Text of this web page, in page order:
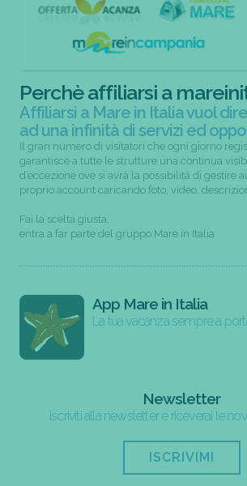
Perchè affiliarsi a
Affiliarsi a Mare in Italia vuol
ad una infinità di servizi ed
Il gran numero di visitatori che ogni giorno
garantisce a tutte le strutture una continua
d’eccezione ove si avrà la possibilità di gestire
proprio account caricando foto, video,
Fai la scelta giusta,
entra a far parte del gruppo Mare in Italia
App Mare in Italia
La tua vacanza sempre a
Newsletter
Iscriviti alla newsletter e riceverai le
ISCRIVIMI